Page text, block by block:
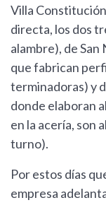
Villa
directa, los dos
alambre), de
que fabrican
terminadoras) y
donde elaboran
en la acería, son
turno).
Por estos días
empresa